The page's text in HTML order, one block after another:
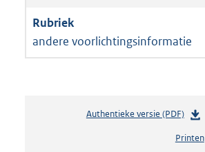
andere voorlichtingsinformatie
Authentieke versie (PDF)b
s
Printen